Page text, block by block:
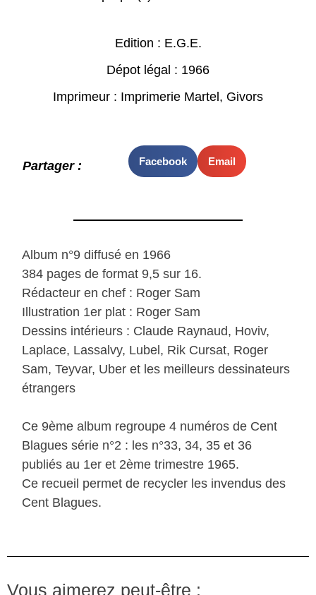
Edition : E.G.E.
Dépot légal : 1966
Imprimeur : Imprimerie Martel, Givors
Partager : Facebook Email
Album n°9 diffusé en 1966
384 pages de format 9,5 sur 16.
Rédacteur en chef : Roger Sam
Illustration 1er plat : Roger Sam
Dessins intérieurs : Claude Raynaud, Hoviv,
Laplace, Lassalvy, Lubel, Rik Cursat, Roger
Sam, Teyvar, Uber et les meilleurs dessinateurs
étrangers
Ce 9ème album regroupe 4 numéros de Cent
Blagues série n°2 : les n°33, 34, 35 et 36
publiés au 1er et 2ème trimestre 1965.
Ce recueil permet de recycler les invendus des
Cent Blagues.
Vous aimerez peut-être :